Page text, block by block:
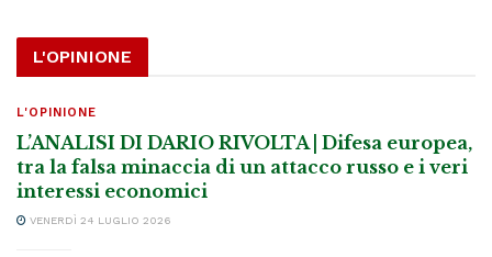
L'OPINIONE
L'OPINIONE
L’ANALISI DI DARIO RIVOLTA | Difesa europea,
tra la falsa minaccia di un attacco russo e i veri
interessi economici
VENERDÌ 24 LUGLIO 2026